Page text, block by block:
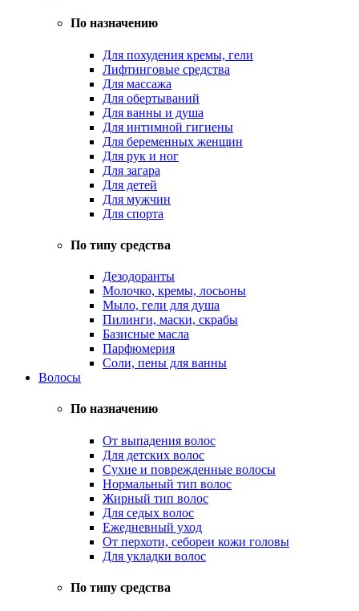
По назначению
Для похудения кремы, гели
Лифтинговые средства
Для массажа
Для обертываний
Для ванны и душа
Для интимной гигиены
Для беременных женщин
Для рук и ног
Для загара
Для детей
Для мужчин
Для спорта
По типу средства
Дезодоранты
Молочко, кремы, лосьоны
Мыло, гели для душа
Пилинги, маски, скрабы
Базисные масла
Парфюмерия
Соли, пены для ванны
Волосы
По назначению
От выпадения волос
Для детских волос
Сухие и поврежденные волосы
Нормальный тип волос
Жирный тип волос
Для седых волос
Ежедневный уход
От перхоти, себореи кожи головы
Для укладки волос
По типу средства